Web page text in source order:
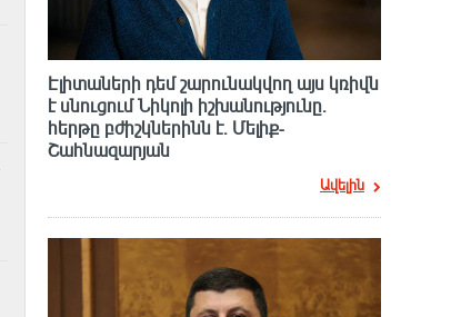
Էլիտաների դեմ շարունակվող այս կռիվն
է սնուցում Նիկոլի իշխանությունը.
հերթը բժիշկներինն է. Մելիք-
Շահնազարյան
Ավելին